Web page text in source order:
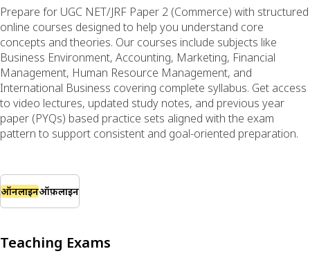
Prepare for UGC NET/JRF Paper 2 (Commerce) with structured
online courses designed to help you understand core
concepts and theories. Our courses include subjects like
Business Environment, Accounting, Marketing, Financial
Management, Human Resource Management, and
International Business covering complete syllabus. Get access
to video lectures, updated study notes, and previous year
paper (PYQs) based practice sets aligned with the exam
pattern to support consistent and goal-oriented preparation.
Teaching Exams
ऑनलाइनऑफ़लाइन